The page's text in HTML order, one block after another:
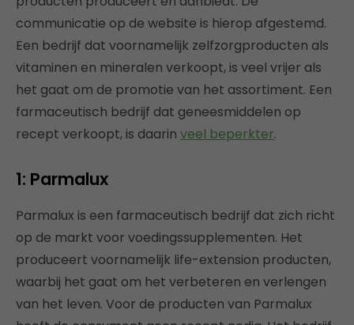
communicatie op de website is hierop afgestemd.
Een bedrijf dat voornamelijk zelfzorgproducten als
vitaminen en mineralen verkoopt, is veel vrijer als
het gaat om de promotie van het assortiment. Een
farmaceutisch bedrijf dat geneesmiddelen op
recept verkoopt, is daarin veel beperkter.
1: Parmalux
Parmalux is een farmaceutisch bedrijf dat zich richt
op de markt voor voedingssupplementen. Het
produceert voornamelijk life-extension producten,
waarbij het gaat om het verbeteren en verlengen
van het leven. Voor de producten van Parmalux